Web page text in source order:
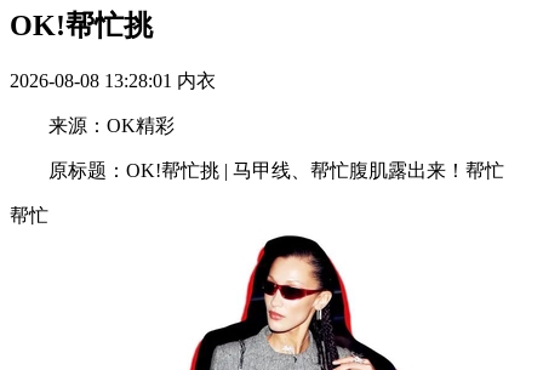
OK!帮忙挑
2026-08-08 13:28:01 内衣
来源：OK精彩
原标题：OK!帮忙挑 | 马甲线、帮忙腹肌露出来！帮忙
帮忙